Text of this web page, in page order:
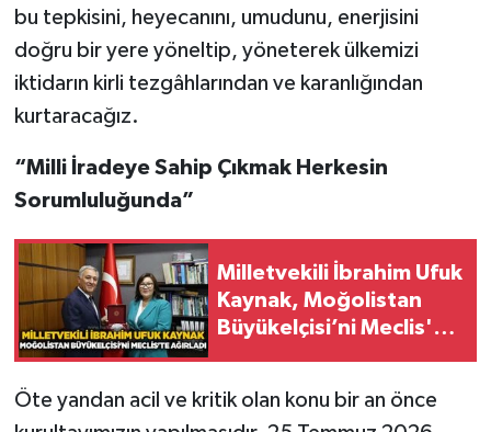
bu tepkisini, heyecanını, umudunu, enerjisini
doğru bir yere yöneltip, yöneterek ülkemizi
iktidarın kirli tezgâhlarından ve karanlığından
kurtaracağız.
“Milli İradeye Sahip Çıkmak Herkesin
Sorumluluğunda”
Milletvekili İbrahim Ufuk
Kaynak, Moğolistan
Büyükelçisi’ni Meclis'te
Öte yandan acil ve kritik olan konu bir an önce